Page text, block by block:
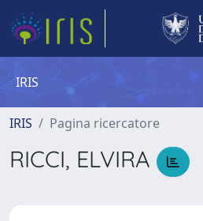
IRIS
IRIS Pagina ricercatore
RICCI, ELVIRA